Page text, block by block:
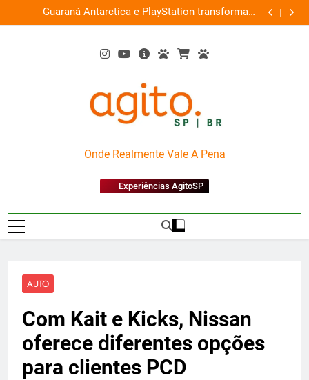
to
Guaraná Antarctica e PlayStation transformam
shopping em arena gamer gratuita
Busch
AgitoSP
Onde Realmente Vale A Pena
Experiências AgitoSP
AUTO
Com Kait e Kicks, Nissan
oferece diferentes opções
para clientes PCD